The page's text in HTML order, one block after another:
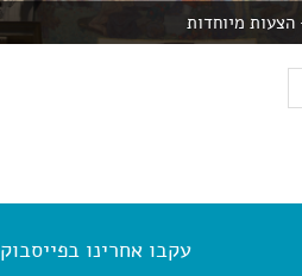
הצעות מיוחדות
עקבו אחרינו בפייסבוק